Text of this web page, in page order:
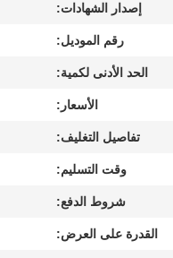
نتحدث
الآن
الموقع
PRIVACY
POLICY
إصدار الشهادات:
رقم الموديل:
الحد الأدنى لكمية:
الأسعار:
تفاصيل التغليف:
وقت التسليم:
شروط الدفع:
القدرة على العرض: